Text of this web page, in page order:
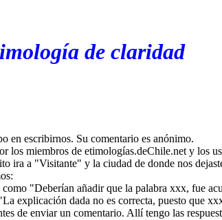
de claridad
en escribirnos. Su comentario es anónimo.
los miembros de etimologías.deChile.net y los
ira a "Visitante" y la ciudad de donde nos
"Deberían añadir que la palabra xxx, fue
explicación dada no es correcta, puesto que
de enviar un comentario. Allí tengo las